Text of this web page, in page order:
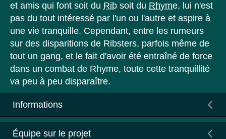
et amis qui font soit du Rib soit du Rhyme, lui n'est
pas du tout intéressé par l'un ou l'autre et aspire à
une vie tranquille. Cependant, entre les rumeurs
sur des disparitions de Ribsters, parfois même de
tout un gang, et le fait d'avoir été entraîné de force
dans un combat de Rhyme, toute cette tranquillité
va peu à peu disparaître.
Informations
Équipe sur le projet